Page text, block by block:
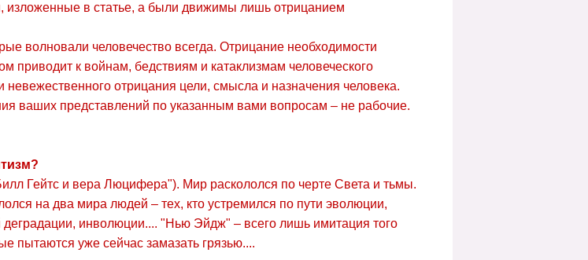
изложенные в статье, а были движимы лишь отрицанием
волновали человечество всегда. Отрицание необходимости
приводит к войнам, бедствиям и катаклизмам человеческого
невежественного отрицания цели, смысла и назначения человека.
ваших представлений по указанным вами вопросам – не рабочие.
Гейтс и вера Люцифера"). Мир раскололся по черте Света и тьмы.
на два мира людей – тех, кто устремился по пути эволюции,
деградации, инволюции.... "Нью Эйдж" – всего лишь имитация того
пытаются уже сейчас замазать грязью....